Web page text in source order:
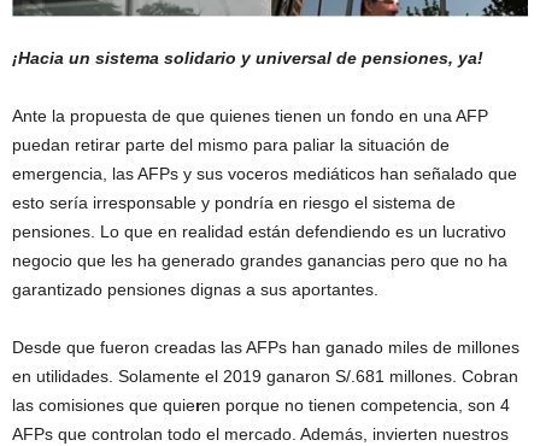
¡Hacia un sistema solidario y universal de pensiones, ya!
Ante la propuesta de que quienes tienen un fondo en una AFP
puedan retirar parte del mismo para paliar la situación de
emergencia, las AFPs y sus voceros mediáticos han señalado que
esto sería irresponsable y pondría en riesgo el sistema de
pensiones. Lo que en realidad están defendiendo es un lucrativo
negocio que les ha generado grandes ganancias pero que no ha
garantizado pensiones dignas a sus aportantes.
Desde que fueron creadas las AFPs han ganado miles de millones
en utilidades. Solamente el 2019 ganaron S/.681 millones. Cobran
las comisiones que quieren porque no tienen competencia, son 4
AFPs que controlan todo el mercado. Además, invierten nuestros